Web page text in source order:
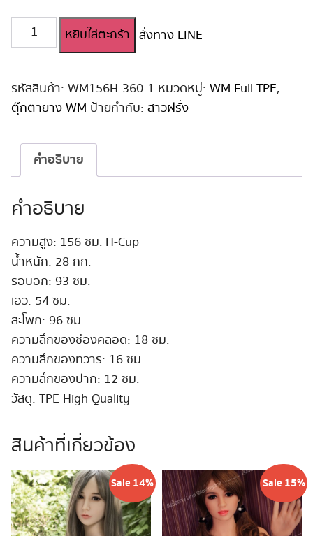
จำนวน
ตุ๊กตา
ผิว
สี
สุด
H-
Cup
ชิ้น
หยิบใส่ตะกร้า สั่งทาง LINE
รหัสสินค้า: WM156H-360-1 หมวดหมู่: WM Full TPE,
ตุ๊กตายาง WM ป้ายกำกับ: สาวฝรั่ง
คำอธิบาย
คำอธิบาย
ความสูง: 156 ซม. H-Cup
น้ำหนัก: 28 กก.
รอบอก: 93 ซม.
เอว: 54 ซม.
สะโพก: 96 ซม.
ความลึกของช่องคลอด: 18 ซม.
ความลึกของทวาร: 16 ซม.
ความลึกของปาก: 12 ซม.
วัสดุ: TPE High Quality
สินค้าที่เกี่ยวข้อง
Sale 14% Sale 15%